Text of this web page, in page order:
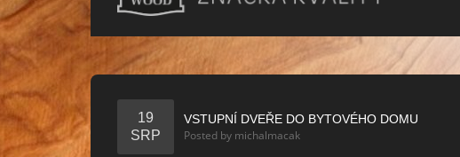
VSTUPNÍ DVEŘE DO BYTOVÉHO DOMU
Posted by michalmacak
19
SRP